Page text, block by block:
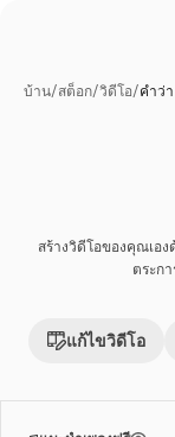
บ้าน/สต็อก/วิดีโอ/คำว่
พรีเมี่ยม
สร้างวิดีโอของคุณเอง
ตระก
แก้ไขวิดีโอ